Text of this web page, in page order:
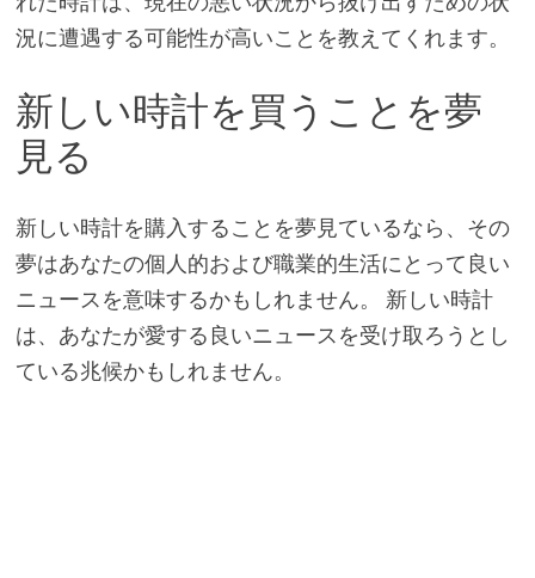
況に遭遇する可能性が高いことを教えてくれます。
新しい時計を買うことを夢
見る
新しい時計を購入することを夢見ているなら、その
夢はあなたの個人的および職業的生活にとって良い
ニュースを意味するかもしれません。 新しい時計
は、あなたが愛する良いニュースを受け取ろうとし
ている兆候かもしれません。